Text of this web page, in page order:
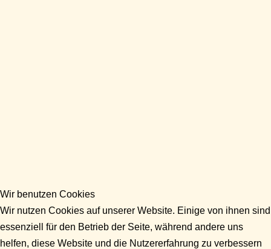
Wir benutzen Cookies
Wir nutzen Cookies auf unserer Website. Einige von ihnen sind
essenziell für den Betrieb der Seite, während andere uns
helfen, diese Website und die Nutzererfahrung zu verbessern